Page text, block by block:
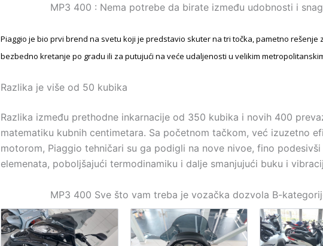
MP3 400 : Nema potrebe da birate između udobnosti i
Piaggio je bio prvi brend na svetu koji je predstavio skuter na tri točka, pametno rešenje
bezbedno kretanje po gradu ili za putujući na veće udaljenosti u velikim
Razlika je više od 50 kubika
Razlika između prethodne inkarnacije od 350 kubika i novih 400
matematiku kubnih centimetara. Sa početnom tačkom, već izuzetno
motorom, Piaggio tehničari su ga podigli na nove nivoe, fino podesivši
elemenata, poboljšajući termodinamiku i dalje smanjujući buku i
MP3 400 Sve što vam treba je vozačka dozvola B-